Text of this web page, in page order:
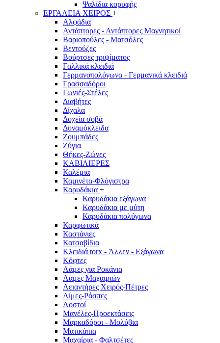
Ψαλίδια κορυφής
ΕΡΓΑΛΕΙΑ ΧΕΙΡΟΣ +
Αλφάδια
Αντάπτορες - Αντάπτορες Μαγνητικοί
Βαριοπούλες - Ματσόλες
Βεντούζες
Βούρτσες τριψίματος
Γαλλικά κλειδιά
Γερμανοπολύγωνα - Γερμανικά κλειδιά
Γρασσαδόροι
Γωνιές-Στέλες
Διαβήτες
Δίχαλα
Δοχεία σοβά
Δυναμόκλειδα
Ζουμπάδες
Ζύγια
Θήκες-Ζώνες
ΚΑΒΙΛΙΕΡΕΣ
Καλέμια
Καμινέτα-Φλόγιστρα
Καρυδάκια +
Καρυδάκια εξάγωνα
Καρυδάκια με μύτη
Καρυδάκια πολύγωνα
Καρφωτικά
Καστάνιες
Κατσαβίδια
Κλειδιά torx - Άλλεν - Εξάγωνα
Κόφτες
Λάμες για Ροκάνια
Λάμες Μαχαιριών
Λειαντήρες Χειρός-Πέτρες
Λίμες-Ράσπες
Λοστοί
Μανέλες-Προεκτάσεις
Μαρκαδόροι - Μολύβια
Ματικάπια
Μαχαίρια - Φαλτσέτες